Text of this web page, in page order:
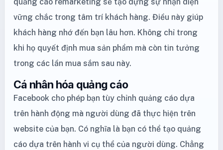
vững chắc trong tâm trí khách hàng. Điều này giúp
khách hàng nhớ đến bạn lâu hơn. Không chỉ trong
khi họ quyết định mua sản phẩm mà còn tin tưởng
trong các lần mua sắm sau này.
Cá nhân hóa quảng cáo
Facebook cho phép bạn tùy chỉnh quảng cáo dựa
trên hành động mà người dùng đã thực hiện trên
website của bạn. Có nghĩa là bạn có thể tạo quảng
cáo dựa trên hành vi cụ thể của người dùng. Chẳng